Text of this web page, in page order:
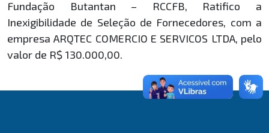
Fundação Butantan – RCCFB, Ratifico a
Inexigibilidade de Seleção de Fornecedores, com a
empresa ARQTEC COMERCIO E SERVICOS LTDA, pelo
valor de R$ 130.000,00.